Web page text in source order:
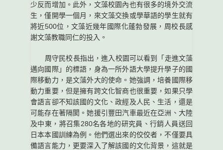
少反而增加。此外，文藻校園內也有很多的境外交流
生，僅開學一個月，來文藻交換或學華語的學生就有
將近500位，文藻近幾年國際化蓬勃發展，周校長感
謝文藻教職同仁的投入。
周守民校長指出，進入校園可以看到「走進文藻
邁向國際」的標語，身為一所外語大學提升學子的國
際移動力，是文藻外大的使命。她強調，培養國際移
動力重要，但是擁有跨文化智商也很重要，如果只學
會語言卻不知該國的文化、政經及人民、生活，還是
可能存在著隔閡。她援引豐田汽車最近在亞洲、大陸
及中東，將召集280名各地的研究員、行銷人員送回
日本本國訓練為例。他們選出來的佼佼者，不僅要具
備語言能力，更要深入了解該國的文化背景，這就是